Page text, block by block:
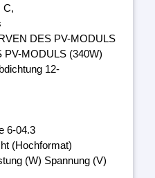
C,
DES PV-MODULS
PV-MODULS (340W)
12-
6-04.3
(Hochformat)
(W) Spannung (V)